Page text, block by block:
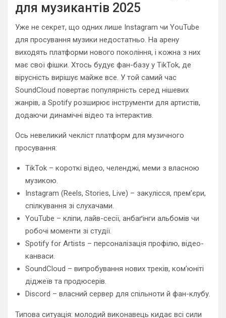
для музикантів 2025
Уже не секрет, що одних лише Instagram чи YouTube
для просування музики недостатньо. На арену
виходять платформи нового покоління, і кожна з них
має свої фішки. Хтось будує фан-базу у TikTok, де
вірусність вирішує майже все. У той самий час
SoundCloud повертає популярність серед нішевих
жанрів, а Spotify розширює інструменти для артистів,
додаючи динамічні відео та інтерактив.
Ось невеликий чекліст платформ для музичного
просування:
TikTok – короткі відео, челенджі, меми з власною
музикою.
Instagram (Reels, Stories, Live) – закулісся, прем’єри,
спілкування зі слухачами.
YouTube – кліпи, лайв-сесії, анбаґінги альбомів чи
робочі моменти зі студії.
Spotify for Artists – персоналізація профілю, відео-
канваси.
SoundCloud – випробування нових треків, ком’юніті
діджеїв та продюсерів.
Discord – власний сервер для спільноти й фан-клубу.
Типова ситуація: молодий виконавець кидає всі сили